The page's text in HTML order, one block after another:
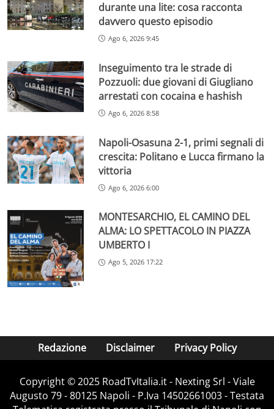
durante una lite: cosa racconta
davvero questo episodio
Ago 6, 2026 9:45
Inseguimento tra le strade di
Pozzuoli: due giovani di Giugliano
arrestati con cocaina e hashish
Ago 6, 2026 8:58
Napoli-Osasuna 2-1, primi segnali di
crescita: Politano e Lucca firmano la
vittoria
Ago 6, 2026 6:00
MONTESARCHIO, EL CAMINO DEL
ALMA: LO SPETTACOLO IN PIAZZA
UMBERTO I
Ago 5, 2026 17:22
Redazione Disclaimer Privacy Policy
Copyright ©️ 2025 RoadTvItalia.it - Nexting Srl - Viale
Augusto 79 - 80125 Napoli - P.Iva 14502661003 - Testata